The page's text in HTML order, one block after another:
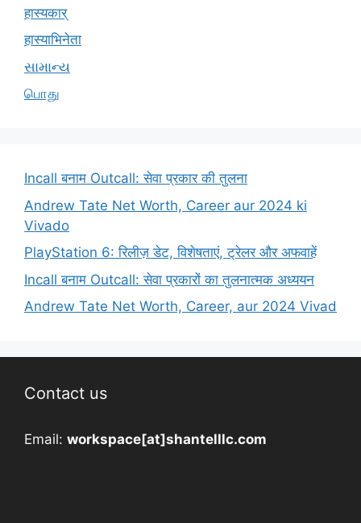
हास्यकार्
हास्याभिनेता
સામાન્ય
பொது
Incall बनाम Outcall: सेवा प्रकार की तुलना
Andrew Tate Net Worth, Career aur 2024 ki
Vivado
PlayStation 6: रिलीज़ डेट, विशेषताएं, ट्रेलर और अफवाहें
Incall बनाम Outcall: सेवा प्रकारों का तुलनात्मक अध्ययन
Andrew Tate Net Worth, Career, aur 2024 Vivad
Contact us
Email: workspace[at]shantelllc.com